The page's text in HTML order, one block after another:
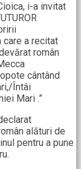
i-a invitat
care a recitat
român
cântând
Întâi
Mari .”
alături de
pentru a pune